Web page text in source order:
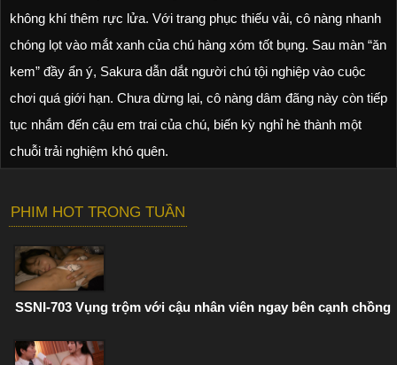
không khí thêm rực lửa. Với trang phục thiếu vải, cô nàng nhanh
chóng lọt vào mắt xanh của chú hàng xóm tốt bụng. Sau màn “ăn
kem” đầy ẩn ý, Sakura dẫn dắt người chú tội nghiệp vào cuộc
chơi quá giới hạn. Chưa dừng lại, cô nàng dâm đãng này còn tiếp
tục nhắm đến cậu em trai của chú, biến kỳ nghỉ hè thành một
chuỗi trải nghiệm khó quên.
PHIM HOT TRONG TUẦN
SSNI-703 Vụng trộm với cậu nhân viên ngay bên cạnh chồng